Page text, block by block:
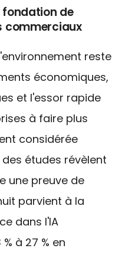
fondation de
commerciaux
reste
économiques,
et l'essor rapide
à faire plus
considérée
études révèlent
une preuve de
parvient à la
dans l'IA
à 27 % en